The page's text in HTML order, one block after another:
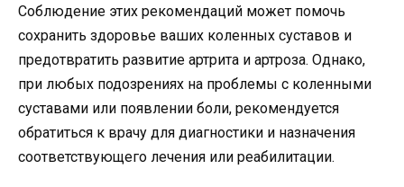
Соблюдение этих рекомендаций может помочь
сохранить здоровье ваших коленных суставов и
предотвратить развитие артрита и артроза. Однако,
при любых подозрениях на проблемы с коленными
суставами или появлении боли, рекомендуется
обратиться к врачу для диагностики и назначения
соответствующего лечения или реабилитации.